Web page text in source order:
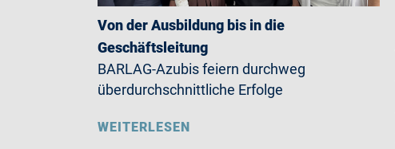
Von der Ausbildung bis in die
Geschäftsleitung
BARLAG-Azubis feiern durchweg
überdurchschnittliche Erfolge
WEITERLESEN